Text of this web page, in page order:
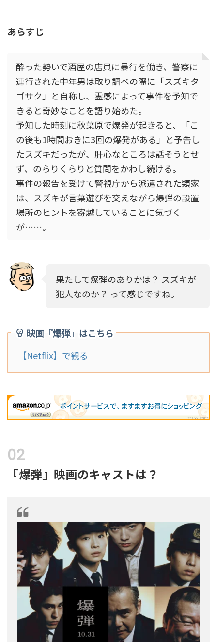
あらすじ
酔った勢いで酒屋の店員に暴行を働き、警察に
連行された中年男は取り調べの際に「スズキタ
ゴサク」と自称し、霊感によって事件を予知で
きると奇妙なことを語り始めた。
予知した時刻に秋葉原で爆発が起きると、「こ
の後も1時間おきに3回の爆発がある」と予告し
たスズキだったが、肝心なところは話そうとせ
ず、のらりくらりと質問をかわし続ける。
事件の報告を受けて警視庁から派遣された類家
は、スズキが言葉遊びを交えながら爆弾の設置
場所のヒントを寄越していることに気づく
が……。
果たして爆弾のありかは？ スズキが
犯人なのか？ って感じですね。
映画『爆弾』はこちら
【Netflix】で観る
『爆弾』映画のキャストは？